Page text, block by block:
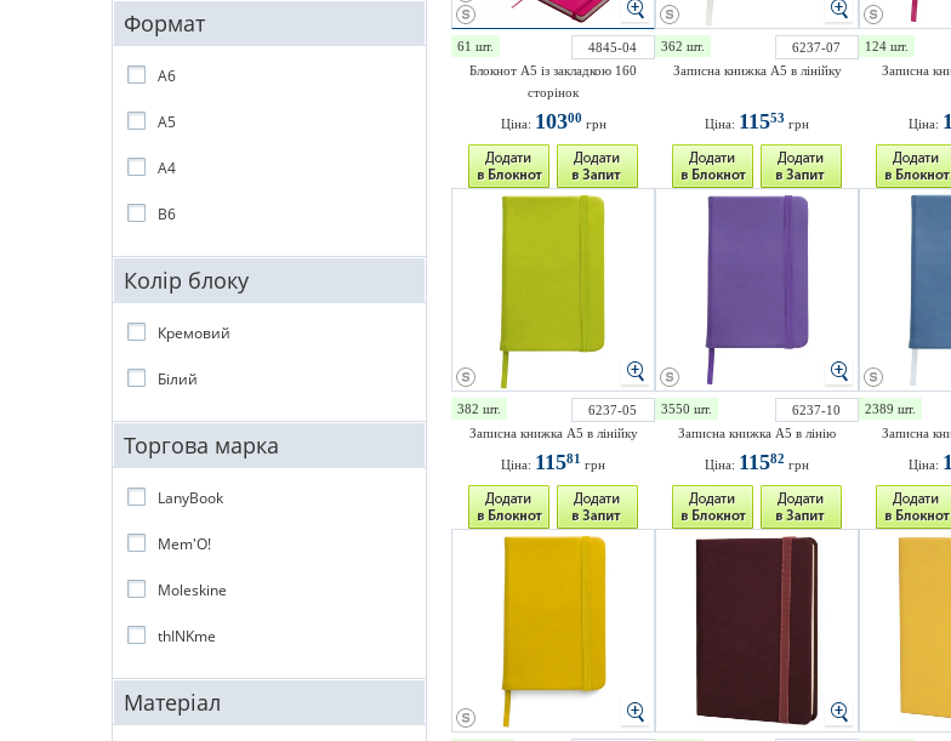
Формат
A6
A5
A4
B6
Колір блоку
Кремовий
Білий
Торгова марка
LanyBook
Mem'O!
Moleskine
thINKme
Матеріал
61 шт.
4845-04
Блокнот A5 із закладкою 160
сторінок
Ціна: 10300 грн
362 шт.
6237-07
Записна книжка A5 в лінійку
Ціна: 11553 грн
124 шт.
Записна
Ціна:
382 шт.
6237-05
Записна книжка A5 в лінійку
Ціна: 11581 грн
3550 шт.
6237-10
Записна книжка А5 в лінію
Ціна: 11582 грн
2389 шт.
Записна
Ціна: